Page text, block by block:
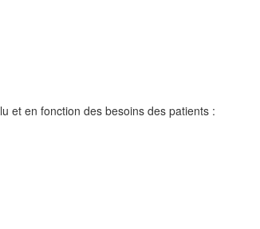
et en fonction des besoins des patients :